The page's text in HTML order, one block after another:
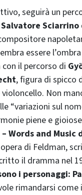
seguirà un
Sciarrino
essere
il percorso di
, figura di spicco
Non
“variazioni sul
piene e
Words and Music
di Feldman,
il dramma nel
i personaggi:
rimandarsi